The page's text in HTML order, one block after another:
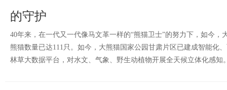
的守护
40年来，在一代又一代像马文革一样的“熊猫卫士”的努力下，如今，
熊猫数量已达111只。如今，大熊猫国家公园甘肃片区已建成智能化
林草大数据平台，对水文、气象、野生动植物开展全天候立体化感知